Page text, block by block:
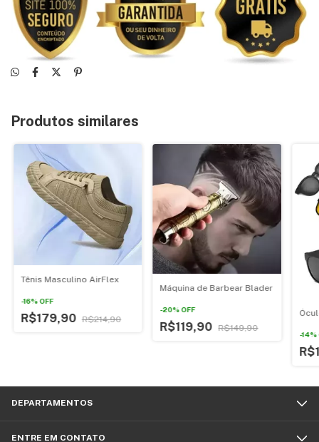
Produtos similares
Tênis Masculino AirFlex
-16%OFF
R$179,90 R$214,90
Máquina de Barbear Blader
-20%OFF
R$119,90 R$149,90
-14%
DEPARTAMENTOS
ENTRE EM CONTATO